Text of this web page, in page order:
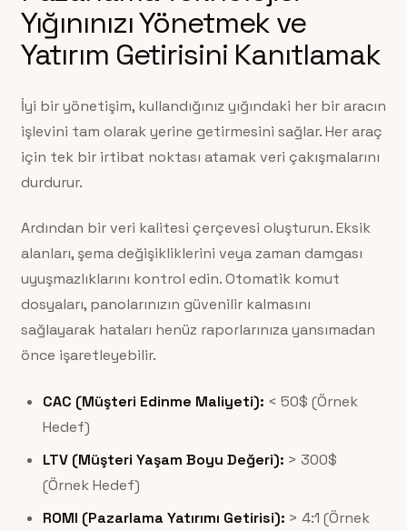
Yığınınızı Yönetmek ve
Yatırım Getirisini Kanıtlamak
İyi bir yönetişim, kullandığınız yığındaki her bir aracın
işlevini tam olarak yerine getirmesini sağlar. Her araç
için tek bir irtibat noktası atamak veri çakışmalarını
durdurur.
Ardından bir veri kalitesi çerçevesi oluşturun. Eksik
alanları, şema değişikliklerini veya zaman damgası
uyuşmazlıklarını kontrol edin. Otomatik komut
dosyaları, panolarınızın güvenilir kalmasını
sağlayarak hataları henüz raporlarınıza yansımadan
önce işaretleyebilir.
CAC (Müşteri Edinme Maliyeti): < 50$ (Örnek
Hedef)
LTV (Müşteri Yaşam Boyu Değeri): > 300$
(Örnek Hedef)
ROMI (Pazarlama Yatırımı Getirisi): > 4:1 (Örnek